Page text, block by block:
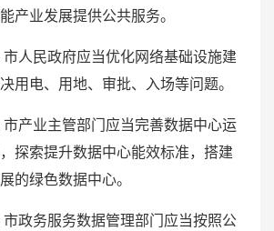
产业发展提供公共服务。
民政府应当优化网络基础设施建
用电、用地、审批、入场等问题。
业主管部门应当完善数据中心运
探索提升数据中心能效标准，搭建
的绿色数据中心。
务服务数据管理部门应当按照公